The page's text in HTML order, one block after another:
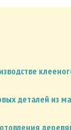
деталей из